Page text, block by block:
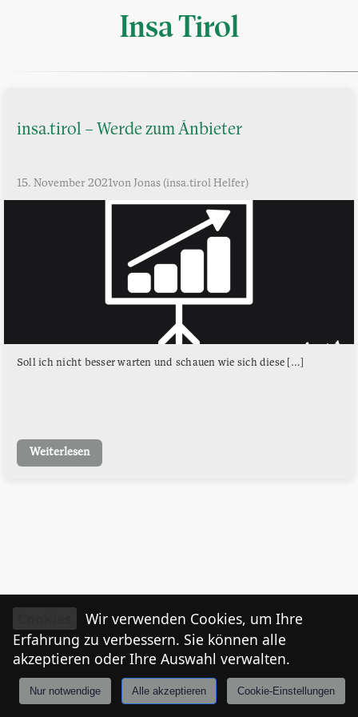
Insa Tirol
insa.tirol – Werde zum Ånbieter
15. November 2021von Jonas (insa.tirol Helfer)
Soll ich nicht besser warten und schauen wie sich diese […]
Weiterlesen
Anmelden Tiroler
Wir verwenden Cookies, um Ihre
Erfahrung zu verbessern. Sie können alle
akzeptieren oder Ihre Auswahl verwalten.
Nur notwendige Alle akzeptieren Cookie-Einstellungen